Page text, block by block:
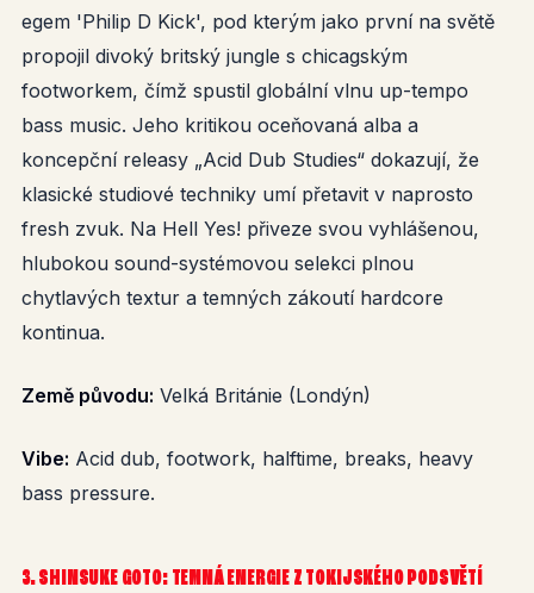
egem 'Philip D Kick', pod kterým jako první na světě
propojil divoký britský jungle s chicagským
footworkem, čímž spustil globální vlnu up-tempo
bass music. Jeho kritikou oceňovaná alba a
koncepční releasy „Acid Dub Studies“ dokazují, že
klasické studiové techniky umí přetavit v naprosto
fresh zvuk. Na Hell Yes! přiveze svou vyhlášenou,
hlubokou sound-systémovou selekci plnou
chytlavých textur a temných zákoutí hardcore
kontinua.
Země původu: Velká Británie (Londýn)
Vibe: Acid dub, footwork, halftime, breaks, heavy
bass pressure.
3. SHINSUKE GOTO: TEMNÁ ENERGIE Z TOKIJSKÉHO PODSVĚTÍ